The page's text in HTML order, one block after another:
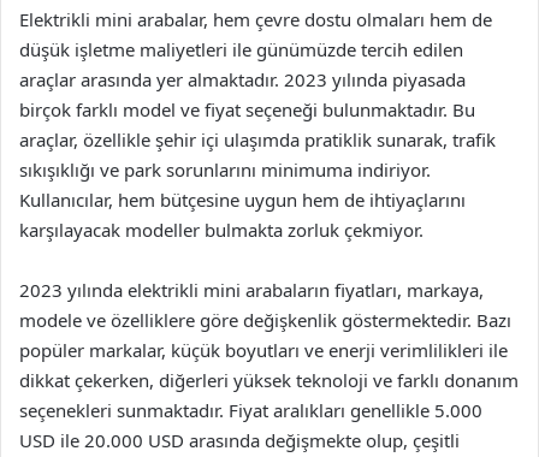
Elektrikli mini arabalar, hem çevre dostu olmaları hem de
düşük işletme maliyetleri ile günümüzde tercih edilen
araçlar arasında yer almaktadır. 2023 yılında piyasada
birçok farklı model ve fiyat seçeneği bulunmaktadır. Bu
araçlar, özellikle şehir içi ulaşımda pratiklik sunarak, trafik
sıkışıklığı ve park sorunlarını minimuma indiriyor.
Kullanıcılar, hem bütçesine uygun hem de ihtiyaçlarını
karşılayacak modeller bulmakta zorluk çekmiyor.
2023 yılında elektrikli mini arabaların fiyatları, markaya,
modele ve özelliklere göre değişkenlik göstermektedir. Bazı
popüler markalar, küçük boyutları ve enerji verimlilikleri ile
dikkat çekerken, diğerleri yüksek teknoloji ve farklı donanım
seçenekleri sunmaktadır. Fiyat aralıkları genellikle 5.000
USD ile 20.000 USD arasında değişmekte olup, çeşitli